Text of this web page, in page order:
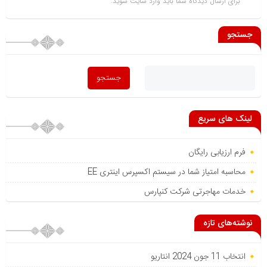
جستجو
لینک های سریع
فرم ارزیابی رایگان
محاسبه امتیاز شما در سیستم اکسپرس اینتری EE
خدمات مهاجرتی شرکت کنپارس
نوشته‌های تازه
انتخاب 11 جون 2024 انتاریو